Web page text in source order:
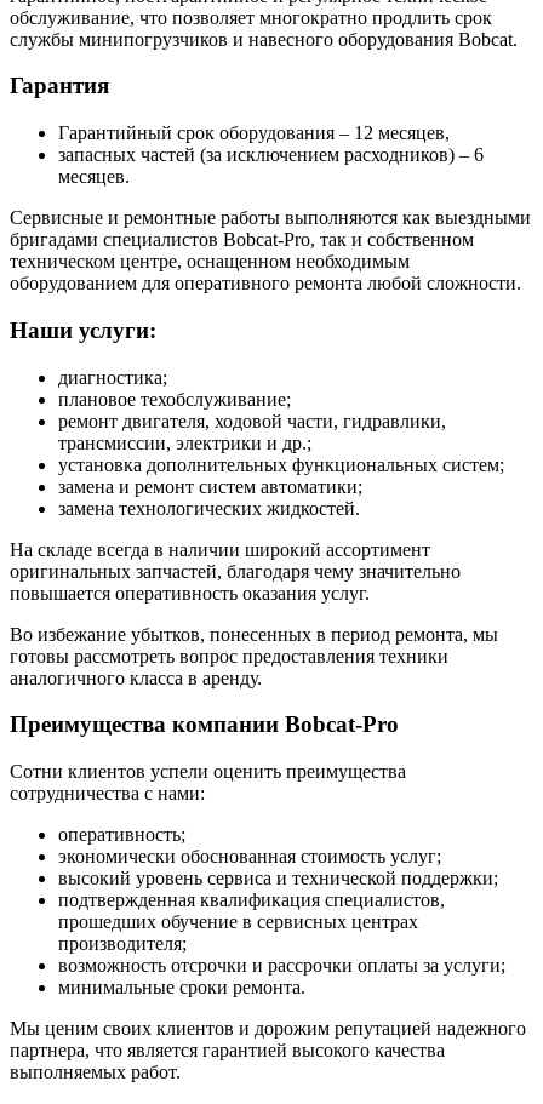
обслуживание, что позволяет многократно продлить срок
службы минипогрузчиков и навесного оборудования Bobcat.
Гарантия
Гарантийный срок оборудования – 12 месяцев,
запасных частей (за исключением расходников) – 6
месяцев.
Сервисные и ремонтные работы выполняются как выездными
бригадами специалистов Bobcat-Pro, так и собственном
техническом центре, оснащенном необходимым
оборудованием для оперативного ремонта любой сложности.
Наши услуги:
диагностика;
плановое техобслуживание;
ремонт двигателя, ходовой части, гидравлики,
трансмиссии, электрики и др.;
установка дополнительных функциональных систем;
замена и ремонт систем автоматики;
замена технологических жидкостей.
На складе всегда в наличии широкий ассортимент
оригинальных запчастей, благодаря чему значительно
повышается оперативность оказания услуг.
Во избежание убытков, понесенных в период ремонта, мы
готовы рассмотреть вопрос предоставления техники
аналогичного класса в аренду.
Преимущества компании Bobcat-Pro
Сотни клиентов успели оценить преимущества
сотрудничества с нами:
оперативность;
экономически обоснованная стоимость услуг;
высокий уровень сервиса и технической поддержки;
подтвержденная квалификация специалистов,
прошедших обучение в сервисных центрах
производителя;
возможность отсрочки и рассрочки оплаты за услуги;
минимальные сроки ремонта.
Мы ценим своих клиентов и дорожим репутацией надежного
партнера, что является гарантией высокого качества
выполняемых работ.